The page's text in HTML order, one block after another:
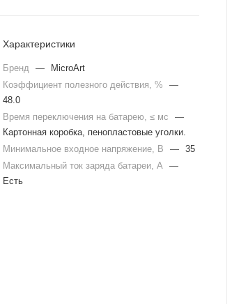
Характеристики
Бренд —
MicroArt
Коэффициент полезного действия, %
—
48.0
Время переключения на батарею, ≤ мс
—
Картонная коробка, пенопластовые уголки.
Минимальное входное напряжение, В
— 35
Максимальный ток заряда батареи, А —
Есть